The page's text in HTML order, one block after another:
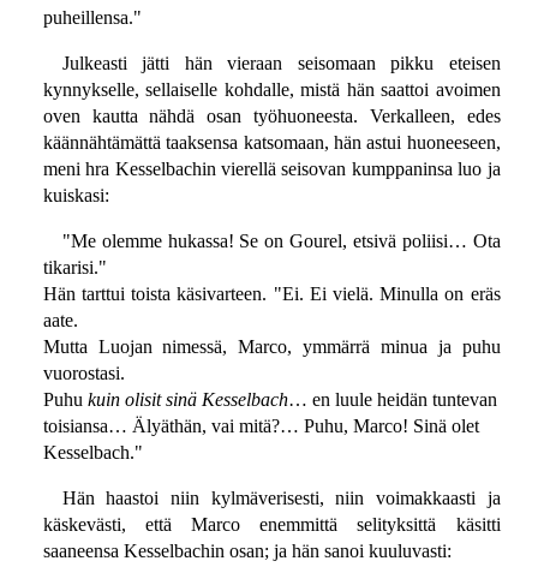
puheillensa."
Julkeasti jätti hän vieraan seisomaan pikku eteisen
kynnykselle, sellaiselle kohdalle, mistä hän saattoi avoimen
oven kautta nähdä osan työhuoneesta. Verkalleen, edes
käännähtämättä taaksensa katsomaan, hän astui huoneeseen,
meni hra Kesselbachin vierellä seisovan kumppaninsa luo ja
kuiskasi:
"Me olemme hukassa! Se on Gourel, etsivä poliisi… Ota
tikarisi."
Hän tarttui toista käsivarteen. "Ei. Ei vielä. Minulla on eräs
aate.
Mutta Luojan nimessä, Marco, ymmärrä minua ja puhu
vuorostasi.
Puhu kuin olisit sinä Kesselbach… en luule heidän tuntevan
toisiansa… Älyäthän, vai mitä?… Puhu, Marco! Sinä olet
Kesselbach."
Hän haastoi niin kylmäverisesti, niin voimakkaasti ja
käskevästi, että Marco enemmittä selityksittä käsitti
saaneensa Kesselbachin osan; ja hän sanoi kuuluvasti: